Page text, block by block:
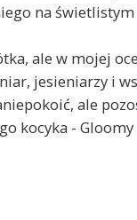
na świetlistym
ale w mojej
jesieniarzy i
ale
kocyka - Gloomy